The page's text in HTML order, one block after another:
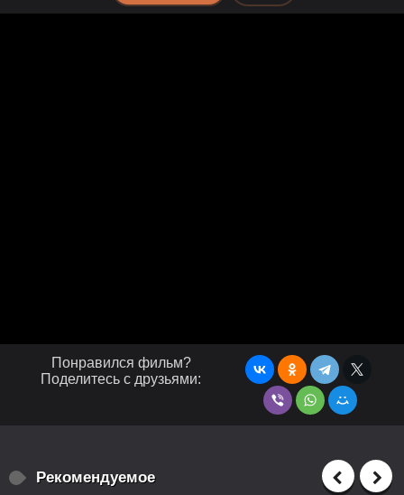
Понравился фильм?
Поделитесь с друзьями:
Рекомендуемое